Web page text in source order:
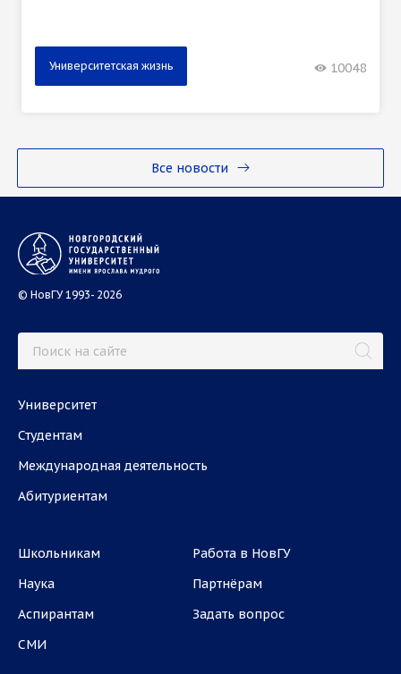
Все новости
Университетская жизнь 10048
© НовГУ 1993- 2026
Университет
Студентам
Международная деятельность
Абитуриентам
Школьникам
Наука
Аспирантам
СМИ
Работа в НовГУ
Партнёрам
Задать вопрос